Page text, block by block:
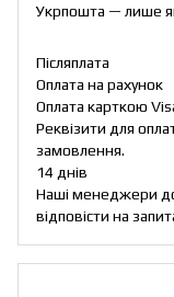
Укрпошта — лише
Післяплата
Оплата на рахунок
Оплата карткою
Реквізити для
замовлення.
14 днів
Наші менеджери
відповісти на